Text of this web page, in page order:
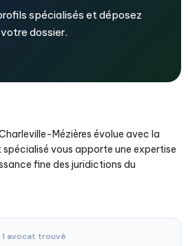
spécialisés et déposez
votre dossier.
Mézières évolue avec la
vous apporte une expertise
fine des juridictions du
1 avocat trouvé